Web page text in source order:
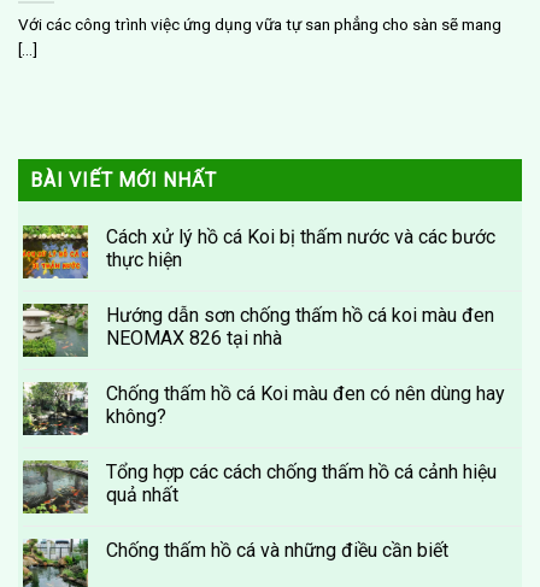
Với các công trình việc ứng dụng vữa tự san phẳng cho sàn sẽ mang
[...]
BÀI VIẾT MỚI NHẤT
Cách xử lý hồ cá Koi bị thấm nước và các bước
thực hiện
Hướng dẫn sơn chống thấm hồ cá koi màu đen
NEOMAX 826 tại nhà
Chống thấm hồ cá Koi màu đen có nên dùng hay
không?
Tổng hợp các cách chống thấm hồ cá cảnh hiệu
quả nhất
Chống thấm hồ cá và những điều cần biết